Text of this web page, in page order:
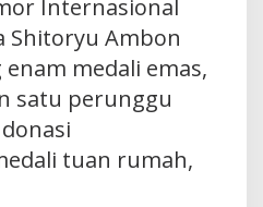
Internasional
Shitoryu Ambon
medali emas,
satu perunggu
tuan rumah,